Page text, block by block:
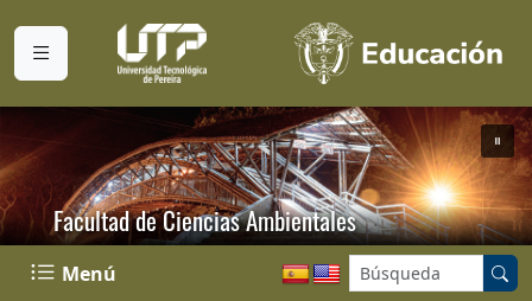
Facultad de Ciencias Ambientales
Menú Buscar en el sitio: